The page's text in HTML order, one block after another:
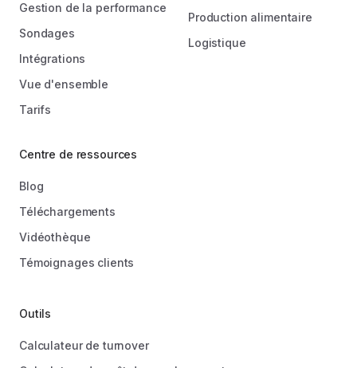
Gestion de la performance
Sondages
Intégrations
Vue d'ensemble
Tarifs
Production alimentaire
Logistique
Centre de ressources
Blog
Téléchargements
Vidéothèque
Témoignages clients
Outils
Calculateur de turnover